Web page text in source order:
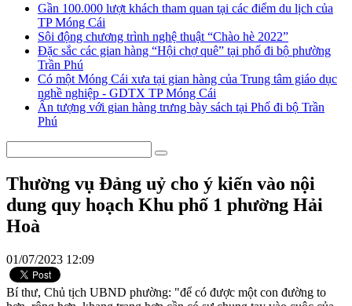
Gần 100.000 lượt khách tham quan tại các điểm du lịch của
TP Móng Cái
Sôi động chương trình nghệ thuật “Chào hè 2022”
Đặc sắc các gian hàng “Hội chợ quê” tại phố đi bộ phường
Trần Phú
Có một Móng Cái xưa tại gian hàng của Trung tâm giáo dục
nghề nghiệp - GDTX TP Móng Cái
Ấn tượng với gian hàng trưng bày sách tại Phố đi bộ Trần
Phú
Thường vụ Đảng uỷ cho ý kiến vào nội
dung quy hoạch Khu phố 1 phường Hải
Hoà
01/07/2023 12:09
Bí thư, Chủ tịch UBND phường: "để có được một con đường to